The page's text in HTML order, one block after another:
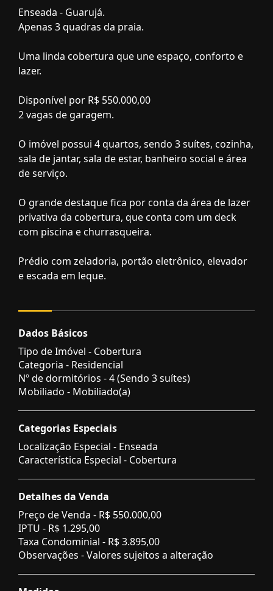
Enseada - Guarujá.
Apenas 3 quadras da praia.
Uma linda cobertura que une espaço, conforto e
lazer.
Disponível por R$ 550.000,00
2 vagas de garagem.
O imóvel possui 4 quartos, sendo 3 suítes, cozinha,
sala de jantar, sala de estar, banheiro social e área
de serviço.
O grande destaque fica por conta da área de lazer
privativa da cobertura, que conta com um deck
com piscina e churrasqueira.
Prédio com zeladoria, portão eletrônico, elevador
e escada em leque.
Dados Básicos
Tipo de Imóvel - Cobertura
Categoria - Residencial
Nº de dormitórios - 4 (Sendo 3 suítes)
Mobiliado - Mobiliado(a)
Categorias Especiais
Localização Especial - Enseada
Característica Especial - Cobertura
Detalhes da Venda
Preço de Venda - R$ 550.000,00
IPTU - R$ 1.295,00
Taxa Condominial - R$ 3.895,00
Observações - Valores sujeitos a alteração